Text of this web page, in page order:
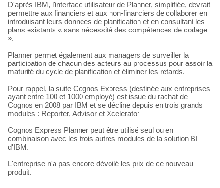
D'après IBM, l'interface utilisateur de Planner, simplifiée, devrait
permettre aux financiers et aux non-financiers de collaborer en
introduisant leurs données de planification et en consultant les
plans existants « sans nécessité des compétences de codage
».
Planner permet également aux managers de surveiller la
participation de chacun des acteurs au processus pour assoir la
maturité du cycle de planification et éliminer les retards.
Pour rappel, la suite Cognos Express (destinée aux entreprises
ayant entre 100 et 1000 employé) est issue du rachat de
Cognos en 2008 par IBM et se décline depuis en trois grands
modules : Reporter, Advisor et Xcelerator
Cognos Express Planner peut être utilisé seul ou en
combinaison avec les trois autres modules de la solution BI
d'IBM.
L'entreprise n'a pas encore dévoilé les prix de ce nouveau
produit.